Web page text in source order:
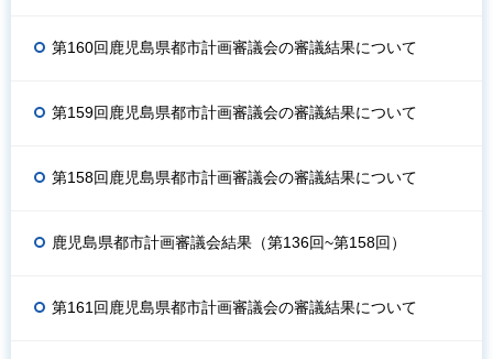
第160回鹿児島県都市計画審議会の審議結果について
第159回鹿児島県都市計画審議会の審議結果について
第158回鹿児島県都市計画審議会の審議結果について
鹿児島県都市計画審議会結果（第136回~第158回）
第161回鹿児島県都市計画審議会の審議結果について